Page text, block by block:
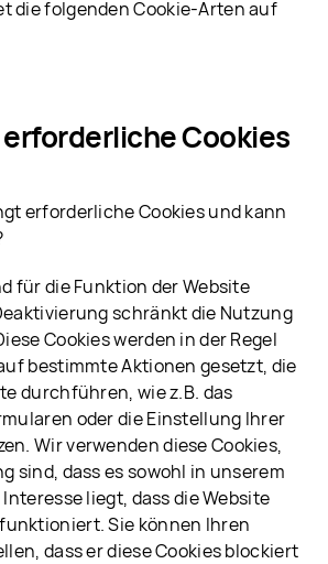
die folgenden Cookie-Arten auf
Cookies
erforderliche Cookies und kann
für die Funktion der Website
schränkt die Nutzung
Cookies werden in der Regel
bestimmte Aktionen gesetzt, die
durchführen, wie z.B. das
oder die Einstellung Ihrer
Wir verwenden diese Cookies,
sind, dass es sowohl in unserem
liegt, dass die Website
Sie können Ihren
dass er diese Cookies blockiert